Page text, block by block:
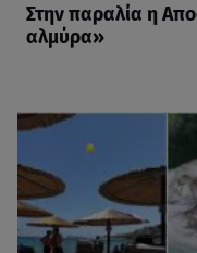
Στην παραλία η
αλμύρα»